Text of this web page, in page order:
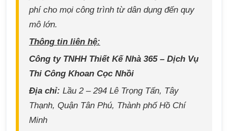
phí cho mọi công trình từ dân dụng đến quy
mô lớn.
Thông tin liên hệ:
Công ty TNHH Thiết Kế Nhà 365 – Dịch Vụ
Thi Công Khoan Cọc Nhồi
Địa chỉ: Lầu 2 – 294 Lê Trọng Tấn, Tây
Thạnh, Quận Tân Phú, Thành phố Hồ Chí
Minh